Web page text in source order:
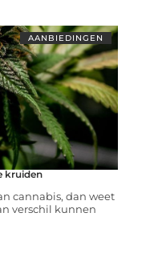
AANBIEDINGEN
kruiden
cannabis, dan weet
verschil kunnen